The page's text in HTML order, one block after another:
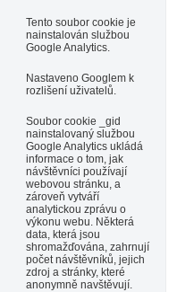
Tento soubor cookie je
nainstalován službou
Google Analytics.
Nastaveno Googlem k
rozlišení uživatelů.
Soubor cookie _gid
nainstalovaný službou
Google Analytics ukládá
informace o tom, jak
návštěvníci používají
webovou stránku, a
zároveň vytváří
analytickou zprávu o
výkonu webu. Některá
data, která jsou
shromažďována, zahrnují
počet návštěvníků, jejich
zdroj a stránky, které
anonymně navštěvují.